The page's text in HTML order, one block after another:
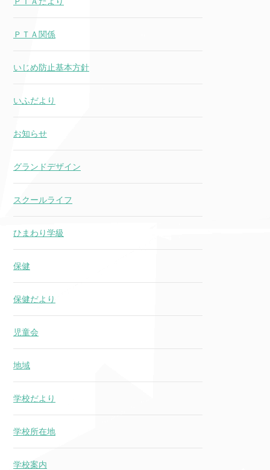
ＰＴＡ関係
いじめ防止基本方針
いふだより
お知らせ
グランドデザイン
スクールライフ
ひまわり学級
保健
保健だより
児童会
地域
学校だより
学校所在地
学校案内